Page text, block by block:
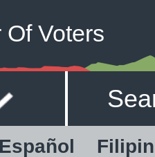
Voters
Español